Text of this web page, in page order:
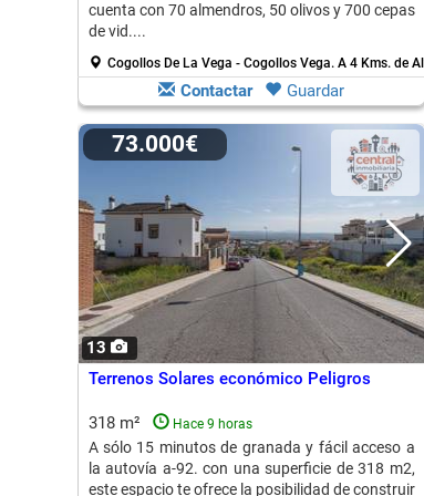
cuenta con 70 almendros, 50 olivos y 700 cepas
de vid....
Cogollos De La Vega - Cogollos Vega. A 4 Kms. de
Contactar Guardar
13
73.000€
Terrenos Solares económico Peligros
318 m² Hace 9 horas
A sólo 15 minutos de granada y fácil acceso a
la autovía a-92. con una superficie de 318 m2,
este espacio te ofrece la posibilidad de construir